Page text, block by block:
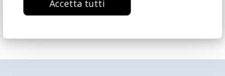
Accetta tutti